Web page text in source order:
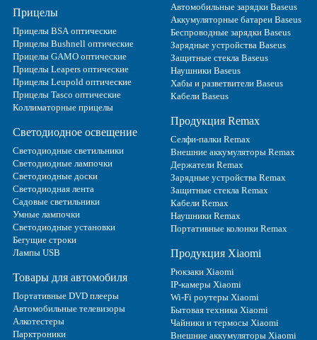
Прицелы
Прицелы BSA оптические
Прицелы Bushnell оптические
Прицелы GAMO оптические
Прицелы Leapers оптические
Прицелы Leupold оптические
Прицелы Tasco оптические
Коллиматорные прицелы
Светодиодное освещение
Светодиодные светильники
Светодиодные лампочки
Светодиодные доски
Светодиодная лента
Садовые светильники
Умные лампочки
Светодиодные установки
Бегущие строки
Лампы USB
Товары для автомобиля
Портативные DVD плееры
Автомобильные телевизоры
Алкотестеры
Парктроники
Автомобильные зарядки Baseus
Аккумуляторные батареи Baseus
Беспроводные зарядки Baseus
Зарядные устройства Baseus
Защитные стекла Baseus
Наушники Baseus
Хабы и разветвители Baseus
Кабели Baseus
Продукция Remax
Селфи-палки Remax
Внешние аккумуляторы Remax
Держатели Remax
Зарядные устройства Remax
Защитные стекла Remax
Кабели Remax
Наушники Remax
Портативные колонки Remax
Продукция Xiaomi
Рюкзаки Xiaomi
IP-камеры Xiaomi
Wi-Fi роутеры Xiaomi
Бытовая техника Xiaomi
Чайники и термосы Xiaomi
Внешние аккумуляторы Xiaomi